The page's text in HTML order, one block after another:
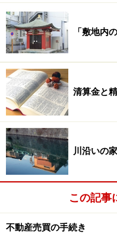
「敷地内
清算金と
川沿いの
この記事
不動産売買の手続き